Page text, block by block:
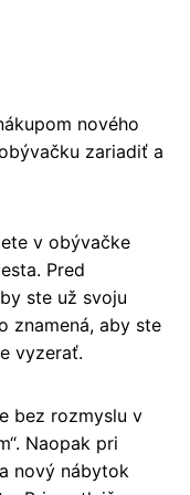
nového
zariadiť a
v obývačke
Pred
ste už svoju
znamená, aby ste
vyzerať.
bez rozmyslu v
Naopak pri
nový nábytok